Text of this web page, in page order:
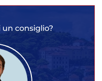
consiglio?